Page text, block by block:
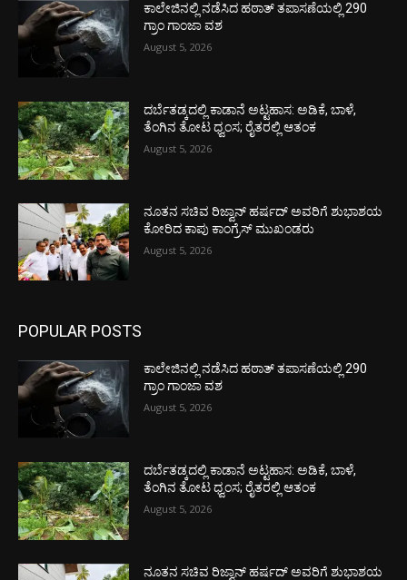
ಕಾಲೇಜಿನಲ್ಲಿ ನಡೆಸಿದ ಹಠಾತ್ ತಪಾಸಣೆಯಲ್ಲಿ 290
ಗ್ರಾಂ ಗಾಂಜಾ ವಶ
August 5, 2026
ದರ್ಬೆತಡ್ಕದಲ್ಲಿ ಕಾಡಾನೆ ಅಟ್ಟಹಾಸ: ಅಡಿಕೆ, ಬಾಳೆ,
ತೆಂಗಿನ ತೋಟ ಧ್ವಂಸ; ರೈತರಲ್ಲಿ ಆತಂಕ
August 5, 2026
ನೂತನ ಸಚಿವ ರಿಜ್ವಾನ್ ಹರ್ಷದ್ ಅವರಿಗೆ ಶುಭಾಶಯ
ಕೋರಿದ ಕಾಪು ಕಾಂಗ್ರೆಸ್ ಮುಖಂಡರು
August 5, 2026
POPULAR POSTS
ಕಾಲೇಜಿನಲ್ಲಿ ನಡೆಸಿದ ಹಠಾತ್ ತಪಾಸಣೆಯಲ್ಲಿ 290
ಗ್ರಾಂ ಗಾಂಜಾ ವಶ
August 5, 2026
ದರ್ಬೆತಡ್ಕದಲ್ಲಿ ಕಾಡಾನೆ ಅಟ್ಟಹಾಸ: ಅಡಿಕೆ, ಬಾಳೆ,
ತೆಂಗಿನ ತೋಟ ಧ್ವಂಸ; ರೈತರಲ್ಲಿ ಆತಂಕ
August 5, 2026
ನೂತನ ಸಚಿವ ರಿಜ್ವಾನ್ ಹರ್ಷದ್ ಅವರಿಗೆ ಶುಭಾಶಯ